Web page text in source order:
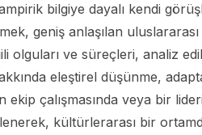
bilgiye dayalı kendi
geniş anlaşılan uluslararası
olguları ve süreçleri, analiz
eleştirel düşünme,
ekip çalışmasında veya bir
kültürlerarası bir